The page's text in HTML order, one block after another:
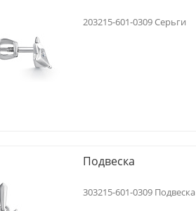
203215-601-0309 Серьги
Подвеска
303215-601-0309 Подвеска